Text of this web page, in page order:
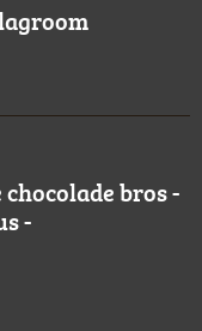
bros -
-